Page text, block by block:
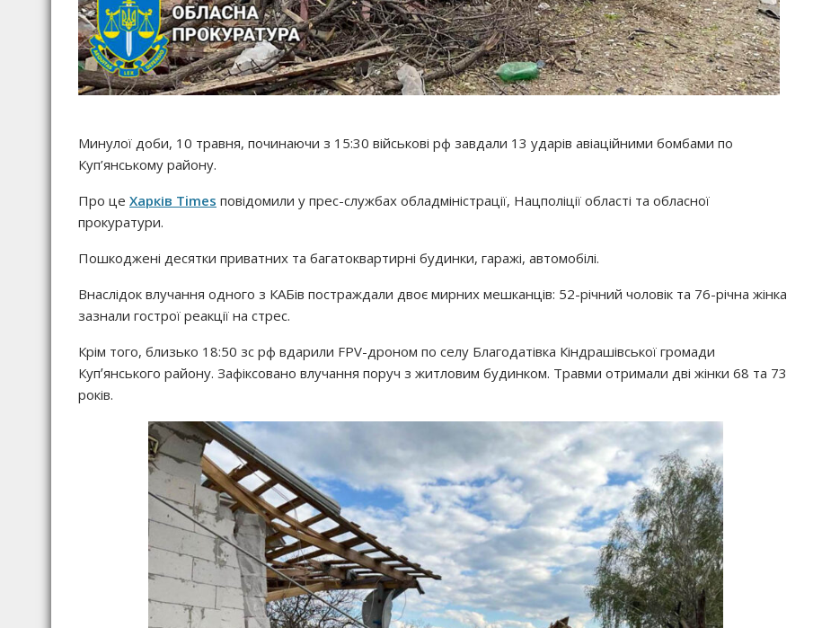
Минулої доби, 10 травня, починаючи з 15:30 військові рф завдали 13 ударів авіаційними бомбами по
Куп’янському району.
Про це Харків Times повідомили у прес-службах обладміністрації, Нацполіції області та обласної
прокуратури.
Пошкоджені десятки приватних та багатоквартирні будинки, гаражі, автомобілі.
Внаслідок влучання одного з КАБів постраждали двоє мирних мешканців: 52-річний чоловік та 76-річна жінка
зазнали гострої реакції на стрес.
Крім того, близько 18:50 зс рф вдарили FPV-дроном по селу Благодатівка Кіндрашівської громади
Купʼянського району. Зафіксовано влучання поруч з житловим будинком. Травми отримали дві жінки 68 та 73
років.